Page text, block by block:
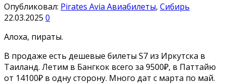
Опубликовал: Pirates Avia Авиабилеты, Сибирь
22.03.2025 0
Алоха, пираты.
В продаже есть дешевые билеты S7 из Иркутска в
Таиланд. Летим в Бангкок всего за 9500₽, в Паттайю
от 14100₽ в одну сторону. Много дат с марта по май.